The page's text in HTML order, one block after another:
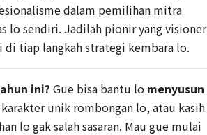
dalam pemilihan mitra
lo sendiri. Jadilah pionir yang visioner
tiap langkah strategi kembara lo.
ini? Gue bisa bantu lo menyusun
unik rombongan lo, atau kasih
lo gak salah sasaran. Mau gue mulai